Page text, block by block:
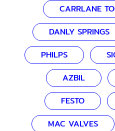
CARRLANE
DANLY SPRINGS
PHILPS
AZBIL
FESTO
MAC VALVES